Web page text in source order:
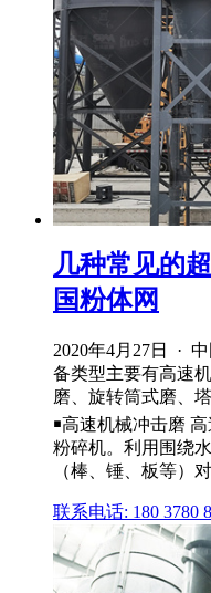
几种常见的
国粉体网
2020年4月27日 ·
备类型主要有高速
磨、旋转筒式磨、
￭高速机械冲击磨
粉碎机。利用围绕
（棒、锤、板等）
联系电话: 180 3780